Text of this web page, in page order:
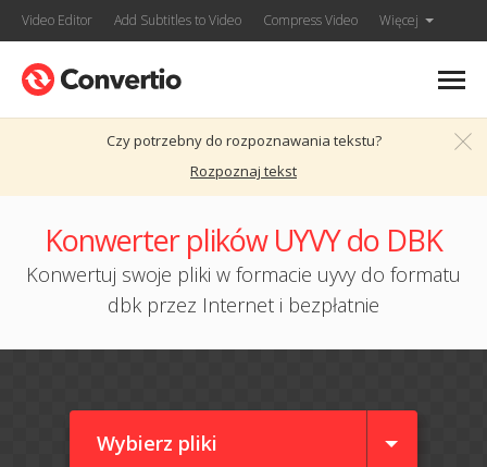
Video Editor Add Subtitles to Video Compress Video Więcej
Czy potrzebny do rozpoznawania tekstu?
Rozpoznaj tekst
Konwerter plików UYVY do DBK
Konwertuj swoje pliki w formacie uyvy do formatu
dbk przez Internet i bezpłatnie
Wybierz pliki